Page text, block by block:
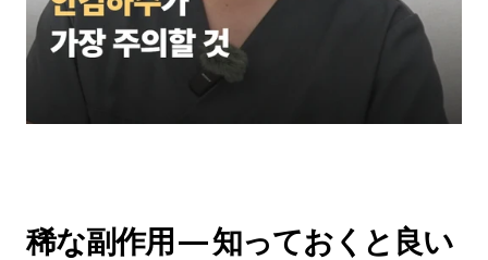
稀な副作用 — 知っておくと良い